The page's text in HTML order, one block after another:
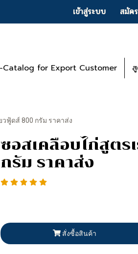
เข้าสู่ระบบ สมัค
Catalog for Export Customer
ฟู้ดส์ 800 กรัม ราคาส่ง
ซอสเคลือบไก่สูต
กรัม ราคาส่ง
สั่งซื้อสินค้า